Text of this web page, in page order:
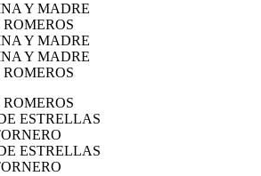
Y MADRE
Y MADRE
Y MADRE
ESTRELLAS
ESTRELLAS
del Rocío
del Rocío?
participan en la romería?
la primera ermita?
años